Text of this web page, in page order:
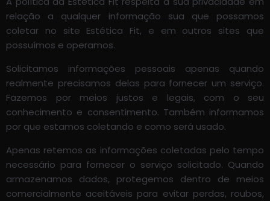
relação a qualquer informação sua que possamos
coletar no site Estética Fit, e em outros sites que
possuímos e operamos.
Solicitamos informações pessoais apenas quando
realmente precisamos delas para fornecer um serviço.
Fazemos por meios justos e legais, com o seu
conhecimento e consentimento. Também informamos
por que estamos coletando e como será usado.
Apenas retemos as informações coletadas pelo tempo
necessário para fornecer o serviço solicitado. Quando
armazenamos dados, protegemos dentro de meios
comercialmente aceitáveis para evitar perdas, roubos,